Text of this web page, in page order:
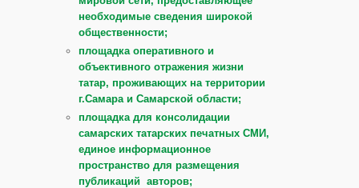
необходимые сведения широкой
общественности;
площадка оперативного и
объективного отражения жизни
татар, проживающих на территории
г.Самара и Самарской области;
площадка для консолидации
самарских татарских печатных СМИ,
единое информационное
пространство для размещения
публикаций авторов;